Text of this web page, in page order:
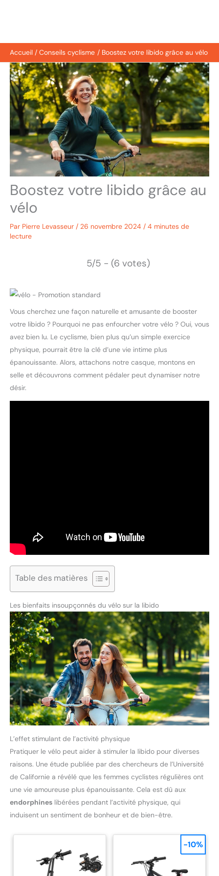
Accueil Conseils cyclisme Boostez votre libido grâce au vélo
Boostez votre libido grâce au
vélo
Par Pierre Levasseur / 26 novembre 2024 / 4 minutes de
lecture
5/5 - (6 votes)
Vous cherchez une façon naturelle et amusante de booster
votre libido ? Pourquoi ne pas enfourcher votre vélo ? Oui, vous
avez bien lu. Le cyclisme, bien plus qu’un simple exercice
physique, pourrait être la clé d’une vie intime plus
épanouissante. Alors, attachons notre casque, montons en
selle et découvrons comment pédaler peut dynamiser notre
désir.
Table des matières
Les bienfaits insoupçonnés du vélo sur la libido
L’effet stimulant de l’activité physique
Pratiquer le vélo peut aider à stimuler la libido pour diverses
raisons. Une étude publiée par des chercheurs de l’Université
de Californie a révélé que les femmes cyclistes régulières ont
une vie amoureuse plus épanouissante. Cela est dû aux
endorphines libérées pendant l’activité physique, qui
induisent un sentiment de bonheur et de bien-être.
-10%